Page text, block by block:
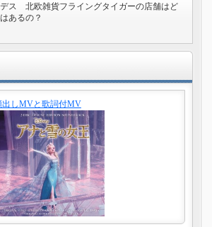
デス 北欧雑貨フライングタイガーの店舗はど
あるの？
しMVと歌詞付MV